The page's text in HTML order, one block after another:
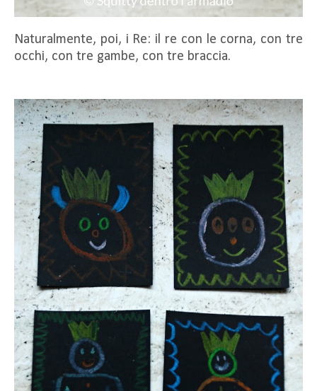
Naturalmente, poi, i Re: il re con le corna, con tre
occhi, con tre gambe, con tre braccia.